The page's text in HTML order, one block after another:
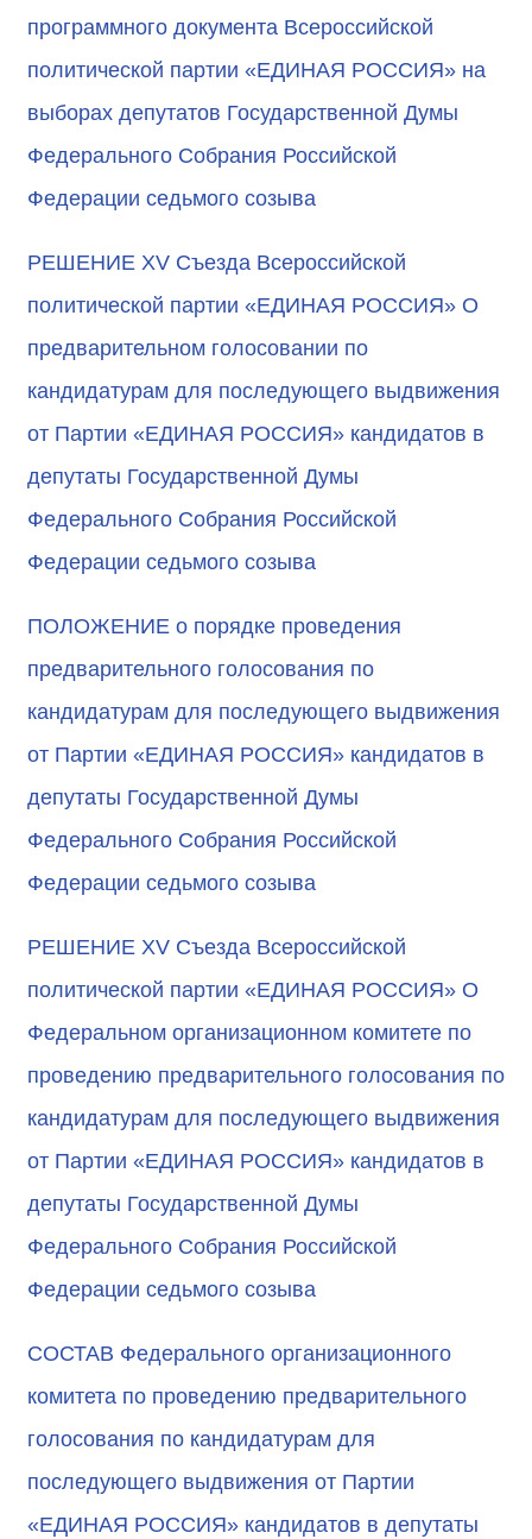
программного документа Всероссийской
политической партии «ЕДИНАЯ РОССИЯ» на
выборах депутатов Государственной Думы
Федерального Собрания Российской
Федерации седьмого созыва
РЕШЕНИЕ XV Съезда Всероссийской
политической партии «ЕДИНАЯ РОССИЯ» О
предварительном голосовании по
кандидатурам для последующего выдвижения
от Партии «ЕДИНАЯ РОССИЯ» кандидатов в
депутаты Государственной Думы
Федерального Собрания Российской
Федерации седьмого созыва
ПОЛОЖЕНИЕ о порядке проведения
предварительного голосования по
кандидатурам для последующего выдвижения
от Партии «ЕДИНАЯ РОССИЯ» кандидатов в
депутаты Государственной Думы
Федерального Собрания Российской
Федерации седьмого созыва
РЕШЕНИЕ XV Съезда Всероссийской
политической партии «ЕДИНАЯ РОССИЯ» О
Федеральном организационном комитете по
проведению предварительного голосования по
кандидатурам для последующего выдвижения
от Партии «ЕДИНАЯ РОССИЯ» кандидатов в
депутаты Государственной Думы
Федерального Собрания Российской
Федерации седьмого созыва
СОСТАВ Федерального организационного
комитета по проведению предварительного
голосования по кандидатурам для
последующего выдвижения от Партии
«ЕДИНАЯ РОССИЯ» кандидатов в депутаты